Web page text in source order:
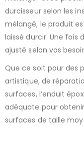
durcisseur selon les
mélangé, le produit
laissé durcir. Une fois
ajusté selon vos
Que ce soit pour des
artistique, de
surfaces, l’enduit
adéquate pour
surfaces de taille